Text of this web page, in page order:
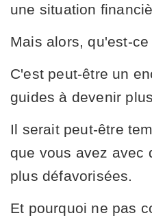
une situation
Mais alors, qu'est-
C'est peut-être un
guides à devenir
Il serait peut-être
que vous avez avec
plus défavorisées.
Et pourquoi ne pas